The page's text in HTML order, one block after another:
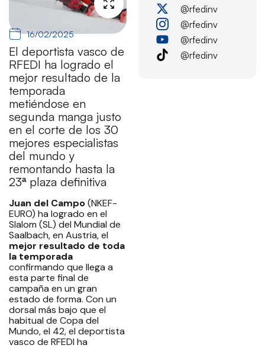
16/02/2025
El deportista vasco de
RFEDI ha logrado el
mejor resultado de la
temporada
metiéndose en
segunda manga justo
en el corte de los 30
mejores especialistas
del mundo y
remontando hasta la
23ª plaza definitiva
Juan del Campo(NKEF-
EURO) ha logrado en el
Slalom (SL) del Mundial de
Saalbach, en Austria, el
mejor resultado de toda
la temporada
confirmando que llega a
esta parte final de
campaña en un gran
estado de forma. Con un
dorsal más bajo que el
habitual de Copa del
Mundo, el 42, el deportista
vasco de RFEDI ha
@rfedinv
@rfedinv
@rfedinv
@rfedinv